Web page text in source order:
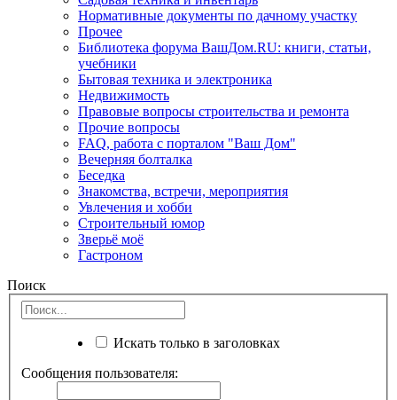
Нормативные документы по дачному участку
Прочее
Библиотека форума ВашДом.RU: книги, статьи,
учебники
Бытовая техника и электроника
Недвижимость
Правовые вопросы строительства и ремонта
Прочие вопросы
FAQ, работа с порталом "Ваш Дом"
Вечерняя болталка
Беседка
Знакомства, встречи, мероприятия
Увлечения и хобби
Строительный юмор
Зверьё моё
Гастроном
Поиск
Искать только в заголовках
Сообщения пользователя: